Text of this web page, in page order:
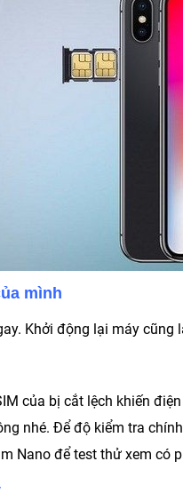
mình
Khởi động lại máy cũng
của bị cắt lệch khiến
nhé. Để độ kiểm tra
Nano để test thử xem có